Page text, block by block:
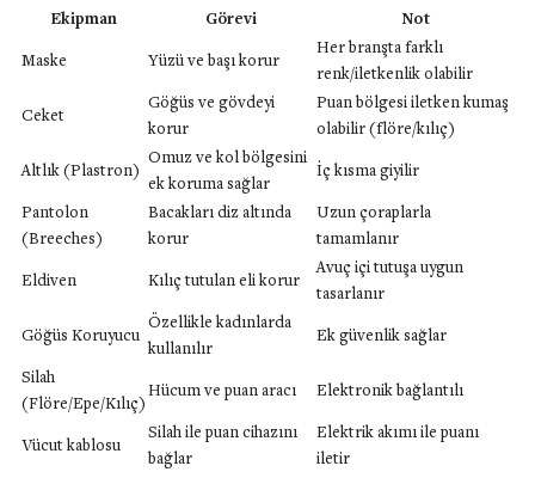
Ekipman Görevi Not
Maske Yüzü ve başı korur
Her branşta farklı
renk/iletkenlik olabilir
Ceket
Göğüs ve gövdeyi
korur
Puan bölgesi iletken kumaş
olabilir (flöre/kılıç)
Altlık (Plastron)
Omuz ve kol bölgesini
ek koruma sağlar
İç kısma giyilir
Pantolon
(Breeches)
Bacakları diz altında
korur
Uzun çoraplarla
tamamlanır
Eldiven Kılıç tutulan eli korur
Avuç içi tutuşa uygun
tasarlanır
Göğüs Koruyucu
Özellikle kadınlarda
kullanılır
Ek güvenlik sağlar
Silah
(Flöre/Epe/Kılıç)
Hücum ve puan aracı Elektronik bağlantılı
Vücut kablosu
Silah ile puan cihazını
bağlar
Elektrik akımı ile puanı
iletir